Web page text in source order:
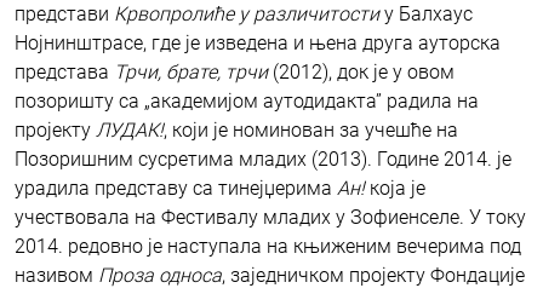
представи Крвопролиће у различитостиу Балхаус
Нојнинштрасе, где је изведена и њена друга ауторска
представа Трчи, брате, трчи(2012), док је у овом
позоришту са „академијом аутодидакта” радила на
пројекту ЛУДАК!, који је номинован за учешће на
Позоришним сусретима младих (2013). Године 2014. је
урадила представу са тинејџерима Ан!која је
учествовала на Фестивалу младих у Зофиенселе. У току
2014. редовно је наступала на књиженим вечерима под
називом Проза односа, заједничком пројекту Фондације